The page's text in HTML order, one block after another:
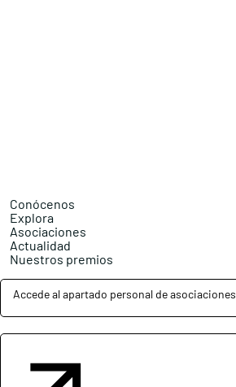
Conócenos
Explora
Asociaciones
Actualidad
Nuestros premios
Accede al apartado personal de asociaciones